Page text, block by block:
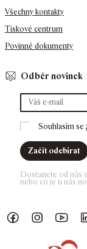
Všechny kontakty
Tiskové centrum
Povinné dokumenty
Odběr novinek
Souhlasím se
Začít odebírat
Dostanete od nás
nebo co je u nás
Náš Facebook
GASK